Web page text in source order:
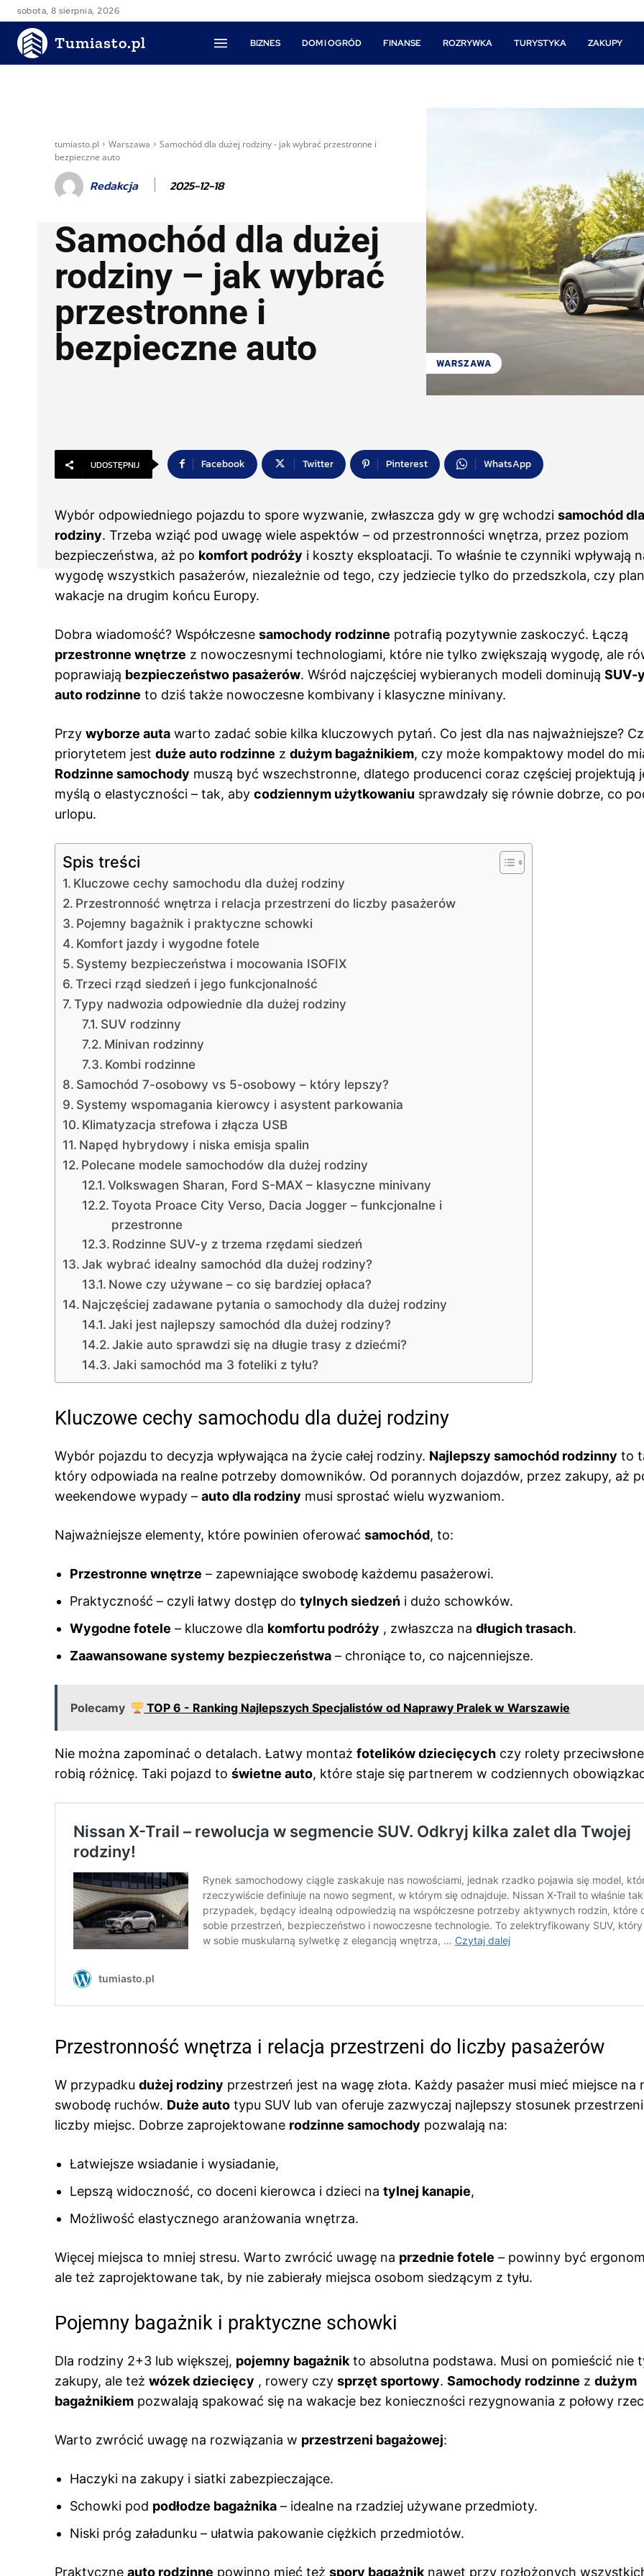
sobota, 8 sierpnia, 2026
Tumiasto.pl BIZNES DOM I OGRÓD FINANSE ROZRYWKA TURYSTYKA ZAKUPY
tumiasto.pl Warszawa
Samochód dla dużej rodziny - jak wybrać przestronne i
bezpieczne auto
Redakcja 2025-12-18
Samochód dla dużej
rodziny – jak wybrać
przestronne i
bezpieczne auto
WARSZAWA
UDOSTĘPNIJ Facebook Twitter Pinterest WhatsApp
Wybór odpowiedniego pojazdu to spore wyzwanie, zwłaszcza gdy w grę wchodzi samochód
rodziny. Trzeba wziąć pod uwagę wiele aspektów – od przestronności wnętrza, przez poziom
bezpieczeństwa, aż po komfort podróży i koszty eksploatacji. To właśnie te czynniki wpływają
wygodę wszystkich pasażerów, niezależnie od tego, czy jedziecie tylko do przedszkola, czy
wakacje na drugim końcu Europy.
Dobra wiadomość? Współczesne samochody rodzinne potrafią pozytywnie zaskoczyć. Łączą
przestronne wnętrze z nowoczesnymi technologiami, które nie tylko zwiększają wygodę, ale
poprawiają bezpieczeństwo pasażerów. Wśród najczęściej wybieranych modeli dominują SUV-y
auto rodzinne to dziś także nowoczesne kombivany i klasyczne minivany.
Przy wyborze auta warto zadać sobie kilka kluczowych pytań. Co jest dla nas najważniejsze?
priorytetem jest duże auto rodzinne z dużym bagażnikiem, czy może kompaktowy model do
Rodzinne samochody muszą być wszechstronne, dlatego producenci coraz częściej projektują
myślą o elastyczności – tak, aby codziennym użytkowaniu sprawdzały się równie dobrze, co
urlopu.
Spis treści
Kluczowe cechy samochodu dla dużej rodziny
Przestronność wnętrza i relacja przestrzeni do liczby pasażerów
Pojemny bagażnik i praktyczne schowki
Komfort jazdy i wygodne fotele
Systemy bezpieczeństwa i mocowania ISOFIX
Trzeci rząd siedzeń i jego funkcjonalność
Typy nadwozia odpowiednie dla dużej rodziny
SUV rodzinny
Minivan rodzinny
Kombi rodzinne
Samochód 7-osobowy vs 5-osobowy – który lepszy?
Systemy wspomagania kierowcy i asystent parkowania
Klimatyzacja strefowa i złącza USB
Napęd hybrydowy i niska emisja spalin
Polecane modele samochodów dla dużej rodziny
Volkswagen Sharan, Ford S-MAX – klasyczne minivany
Toyota Proace City Verso, Dacia Jogger – funkcjonalne i
przestronne
Rodzinne SUV-y z trzema rzędami siedzeń
Jak wybrać idealny samochód dla dużej rodziny?
Nowe czy używane – co się bardziej opłaca?
Najczęściej zadawane pytania o samochody dla dużej rodziny
Jaki jest najlepszy samochód dla dużej rodziny?
Jakie auto sprawdzi się na długie trasy z dziećmi?
Jaki samochód ma 3 foteliki z tyłu?
Kluczowe cechy samochodu dla dużej rodziny
Wybór pojazdu to decyzja wpływająca na życie całej rodziny. Najlepszy samochód rodzinny to
który odpowiada na realne potrzeby domowników. Od porannych dojazdów, przez zakupy, aż
weekendowe wypady – auto dla rodziny musi sprostać wielu wyzwaniom.
Najważniejsze elementy, które powinien oferować samochód, to:
Przestronne wnętrze – zapewniające swobodę każdemu pasażerowi.
Praktyczność – czyli łatwy dostęp do tylnych siedzeń i dużo schowków.
Wygodne fotele – kluczowe dla komfortu podróży , zwłaszcza na długich trasach.
Zaawansowane systemy bezpieczeństwa – chroniące to, co najcenniejsze.
Polecamy TOP 6 - Ranking Najlepszych Specjalistów od Naprawy Pralek w Warszawie
Nie można zapominać o detalach. Łatwy montaż fotelików dziecięcych czy rolety
robią różnicę. Taki pojazd to świetne auto, które staje się partnerem w codziennych
Przestronność wnętrza i relacja przestrzeni do liczby pasażerów
W przypadku dużej rodziny przestrzeń jest na wagę złota. Każdy pasażer musi mieć miejsce na
swobodę ruchów. Duże auto typu SUV lub van oferuje zazwyczaj najlepszy stosunek
liczby miejsc. Dobrze zaprojektowane rodzinne samochody pozwalają na:
Łatwiejsze wsiadanie i wysiadanie,
Lepszą widoczność, co doceni kierowca i dzieci na tylnej kanapie,
Możliwość elastycznego aranżowania wnętrza.
Więcej miejsca to mniej stresu. Warto zwrócić uwagę na przednie fotele – powinny być
ale też zaprojektowane tak, by nie zabierały miejsca osobom siedzącym z tyłu.
Pojemny bagażnik i praktyczne schowki
Dla rodziny 2+3 lub większej, pojemny bagażnik to absolutna podstawa. Musi on pomieścić nie
zakupy, ale też wózek dziecięcy , rowery czy sprzęt sportowy. Samochody rodzinne z dużym
bagażnikiem pozwalają spakować się na wakacje bez konieczności rezygnowania z połowy
Warto zwrócić uwagę na rozwiązania w przestrzeni bagażowej:
Haczyki na zakupy i siatki zabezpieczające.
Schowki pod podłodze bagażnika – idealne na rzadziej używane przedmioty.
Niski próg załadunku – ułatwia pakowanie ciężkich przedmiotów.
Praktyczne auto rodzinne powinno mieć też spory bagażnik nawet przy rozłożonych